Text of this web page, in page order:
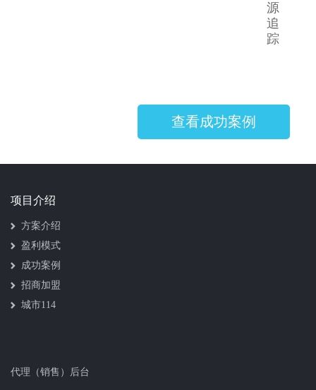
源
追
踪
查看成功案例
项目介绍
方案介绍
盈利模式
成功案例
招商加盟
城市114
代理（销售）后台